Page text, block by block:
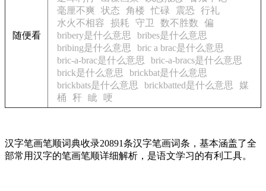
随便看
毫厘不爽
状态 角楼 忙碌 震恐 行礼
水火不相容
损耗 守卫 数不胜数
偏
bribery是什么意思
bribes是什么意思
bribing是什么意思
bric a brac是什么意思
bric-a-brac是什么意思
bric-a-bracs是什么意思
brick是什么意思
brickbat是什么意思
brickbats是什么意思
brickbatted是什么意思
媒
桶
秆 眦 哽
汉字笔画笔顺词典收录20891条汉字笔画词条，基本涵盖了全
部常用汉字的笔画笔顺详细解析，是语文学习的有利工具。